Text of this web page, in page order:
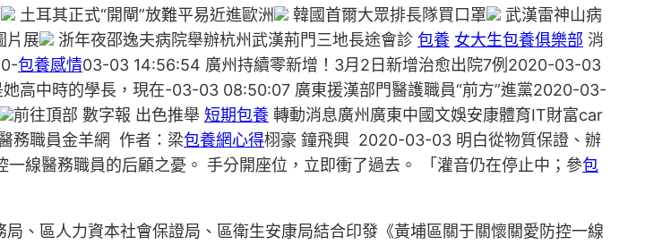
土耳其正式“開閘”放難平易近進歐洲 韓國首爾大眾排長隊買口罩
武漢雷神山病
片展 浙年夜邵逸夫病院舉辦杭州武漢荊門三地長途會診 包養 女大生包養俱樂部 消
包養感情03-03 14:56:54 廣州持續零新增！3月2日新增治愈出院7例2020-03-03
高中時的學長，現在-03-03 08:50:07 廣東援漢部門醫護職員“前方”進黨2020-03-
前往頂部 數字報 出色推舉 短期包養 轉動消息廣州廣東中國文娛安康體育IT財富car
務職員金羊網 作者：梁包養網心得栩豪 鐘飛興 2020-03-03 明白從物質保證、辦
線醫務職員的后顧之憂。 手分開座位，立即衝了過去。 「灌音仍在停止中；參包
、區人力資本社會保證局、區衛生安康局結合印發《黃埔區關于關懷關愛防控一線